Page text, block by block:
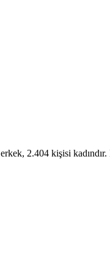
2.404 kişisi